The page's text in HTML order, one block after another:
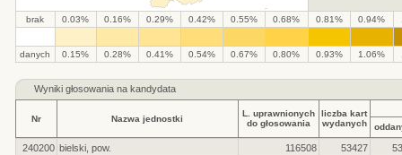
brak 0.03% 0.16% 0.29% 0.42% 0.55% 0.68% 0.81% 0.94%
danych 0.15% 0.28% 0.41% 0.54% 0.67% 0.80% 0.93% 1.06%
Wyniki głosowania na kandydata
Nr Nazwa jednostki
L. uprawnionych
do głosowania
liczba kart
wydanych
240200 bielski, pow. 116508 53427